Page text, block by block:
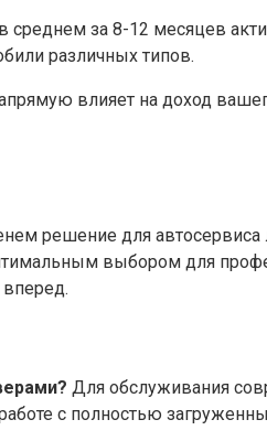
среднем за 8-12 месяцев
различных типов.
влияет на доход
решение для
выбором для
Для обслуживания
с полностью